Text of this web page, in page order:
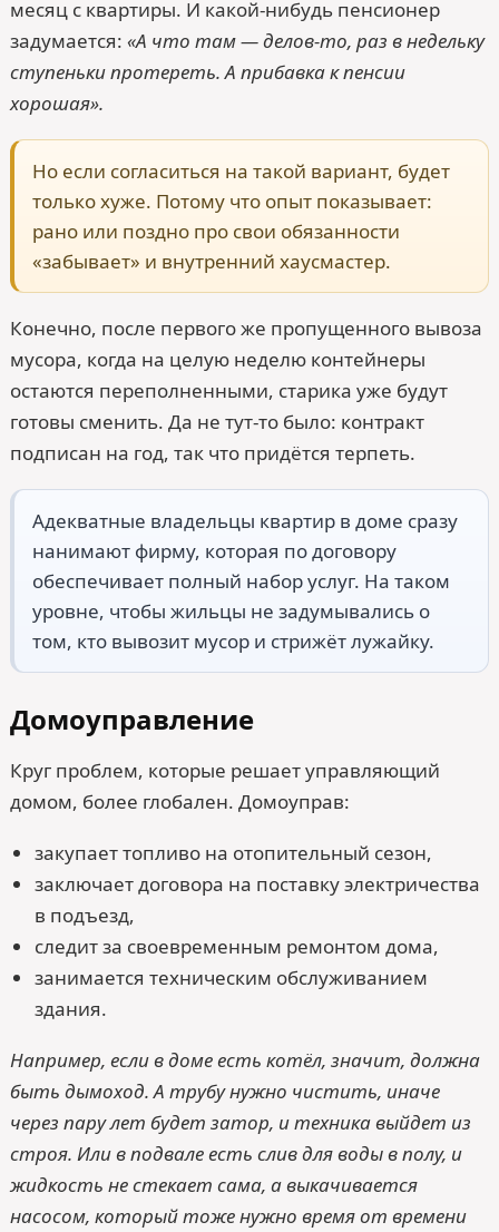
месяц с квартиры. И какой-нибудь пенсионер
задумается: «А что там — делов-то, раз в недельку
ступеньки протереть. А прибавка к пенсии
хорошая».
Но если согласиться на такой вариант, будет
только хуже. Потому что опыт показывает:
рано или поздно про свои обязанности
«забывает» и внутренний хаусмастер.
Конечно, после первого же пропущенного вывоза
мусора, когда на целую неделю контейнеры
остаются переполненными, старика уже будут
готовы сменить. Да не тут-то было: контракт
подписан на год, так что придётся терпеть.
Адекватные владельцы квартир в доме сразу
нанимают фирму, которая по договору
обеспечивает полный набор услуг. На таком
уровне, чтобы жильцы не задумывались о
том, кто вывозит мусор и стрижёт лужайку.
Домоуправление
Круг проблем, которые решает управляющий
домом, более глобален. Домоуправ:
закупает топливо на отопительный сезон,
заключает договора на поставку электричества
в подъезд,
следит за своевременным ремонтом дома,
занимается техническим обслуживанием
здания.
Например, если в доме есть котёл, значит, должна
быть дымоход. А трубу нужно чистить, иначе
через пару лет будет затор, и техника выйдет из
строя. Или в подвале есть слив для воды в полу, и
жидкость не стекает сама, а выкачивается
насосом, который тоже нужно время от времени